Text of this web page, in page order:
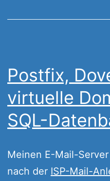
Postfix,
virtuelle
SQL-
Meinen E-Mail-
nach der ISP-Mail-